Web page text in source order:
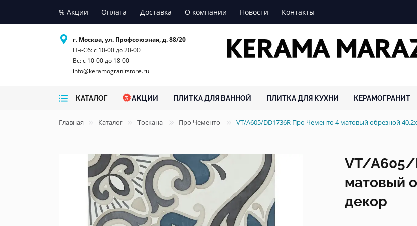
% Акции Оплата Доставка О компании Новости Контакты
г. Москва, ул. Профсоюзная, д. 88/20
Пн-Сб: с 10-00 до 20-00
Вс: с 10-00 до 18-00
info@keramogranitstore.ru
КАТАЛОГ АКЦИИ ПЛИТКА ДЛЯ ВАННОЙ ПЛИТКА ДЛЯ КУХНИ КЕРАМОГРАНИТ
Главная Каталог Тоскана Про Чементо VT/A605/DD1736R Про Чементо 4 матовый обрезной
VT/A605/
матовый
декор